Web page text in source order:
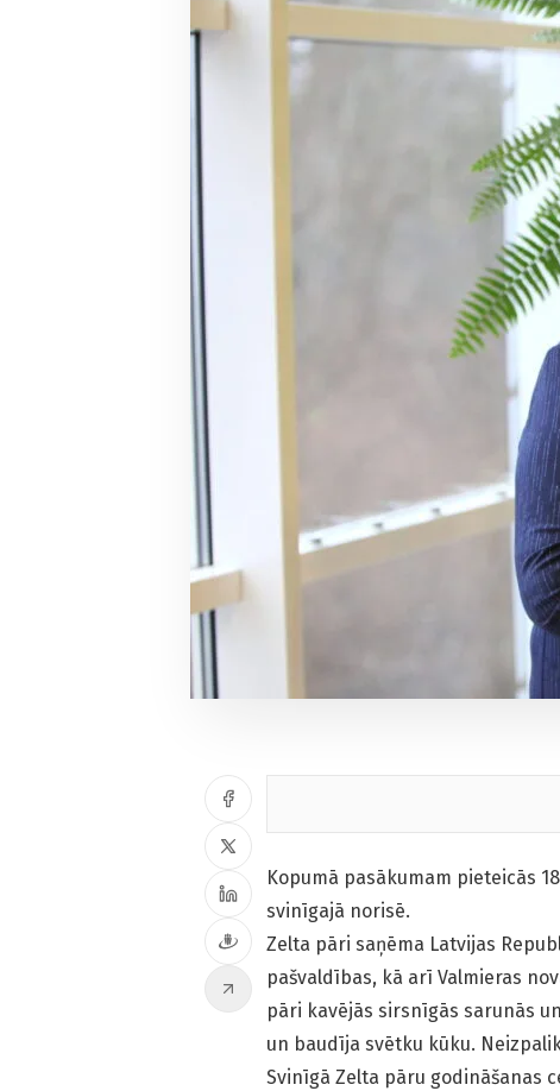
Kopumā pasākumam pieteicās
svinīgajā norisē.
Zelta pāri saņēma Latvijas
pašvaldības, kā arī Valmieras
pāri kavējās sirsnīgās sarunās
un baudīja svētku kūku.
Svinīgā Zelta pāru godināšanas